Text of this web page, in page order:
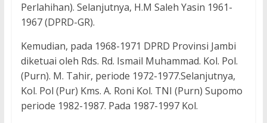
Perlahihan). Selanjutnya, H.M Saleh Yasin 1961-
1967 (DPRD-GR).
Kemudian, pada 1968-1971 DPRD Provinsi Jambi
diketuai oleh Rds. Rd. Ismail Muhammad. Kol. Pol.
(Purn). M. Tahir, periode 1972-1977.Selanjutnya,
Kol. Pol (Pur) Kms. A. Roni Kol. TNI (Purn) Supomo
periode 1982-1987. Pada 1987-1997 Kol.